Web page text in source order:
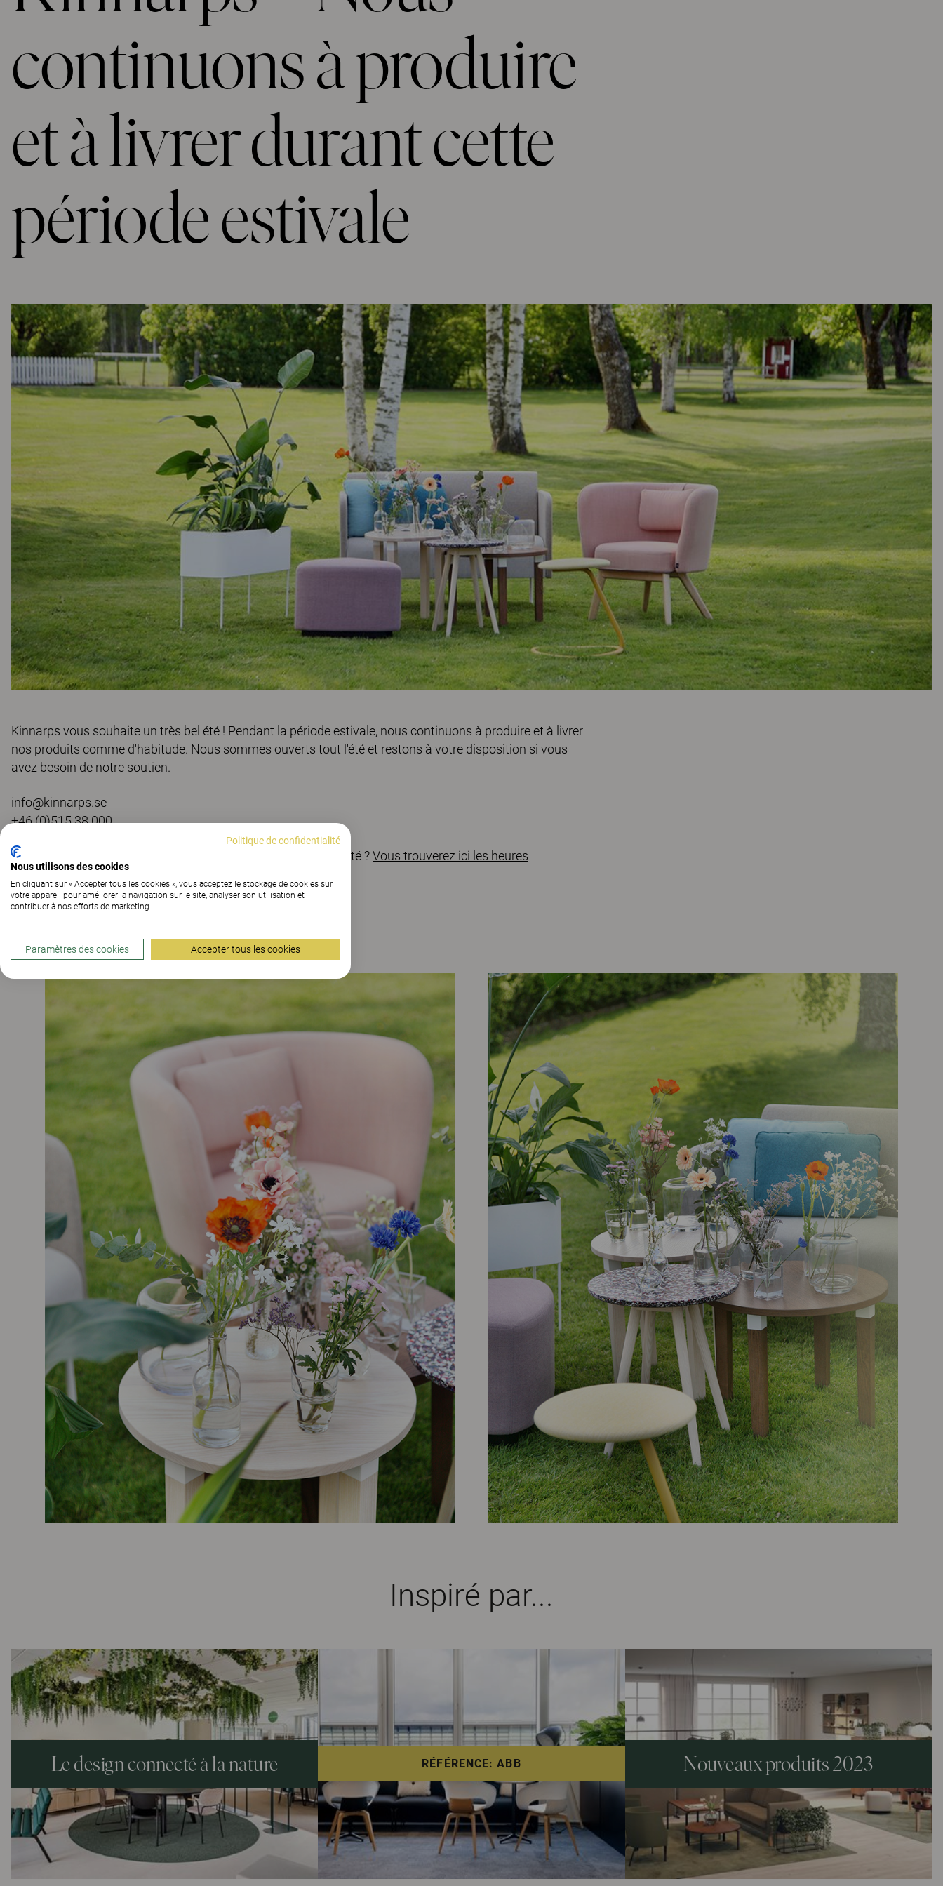
continuons à produire
et à livrer durant cette
période estivale
Kinnarps vous souhaite un très bel été ! Pendant la période estivale, nous continuons à produire et à livrer
nos produits comme d'habitude. Nous sommes ouverts tout l'été et restons à votre disposition si vous
avez besoin de notre soutien.
info@kinnarps.se
+46 (0)515 38 000
Vous souhaitez visiter l’un de nos 250 show-rooms pendant l'été ?Vous trouverez ici les heures
d'ouverture de votre showroom local.
Très bel été de la part de Kinnarps !
Inspiré par...
Le design connecté à la nature RÉFÉRENCE: ABB Nouveaux produits 2023
Politique de confidentialité
Nous utilisons des cookies
En cliquant sur « Accepter tous les cookies », vous acceptez le stockage de cookies sur
votre appareil pour améliorer la navigation sur le site, analyser son utilisation et
contribuer à nos efforts de marketing.
Paramètres des cookies Accepter tous les cookies